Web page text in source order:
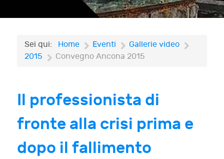
Sei qui: Home Eventi
Gallerie video
2015
Convegno Ancona 2015
Il professionista di
fronte alla crisi prima e
dopo il fallimento